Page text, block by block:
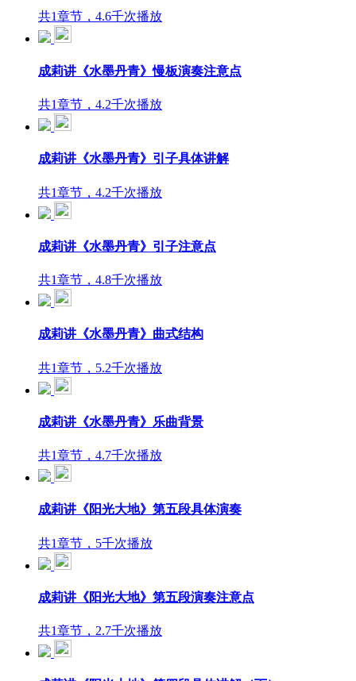
共1章节，4.6千次播放
成莉讲《水墨丹青》慢板演奏注意点
共1章节，4.2千次播放
成莉讲《水墨丹青》引子具体讲解
共1章节，4.2千次播放
成莉讲《水墨丹青》引子注意点
共1章节，4.8千次播放
成莉讲《水墨丹青》曲式结构
共1章节，5.2千次播放
成莉讲《水墨丹青》乐曲背景
共1章节，4.7千次播放
成莉讲《阳光大地》第五段具体演奏
共1章节，5千次播放
成莉讲《阳光大地》第五段演奏注意点
共1章节，2.7千次播放